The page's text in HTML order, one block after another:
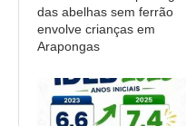
das abelhas sem ferrão
envolve crianças em
Arapongas